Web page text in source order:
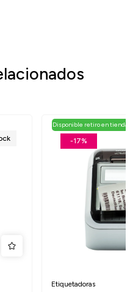
-17%
Disponible retiro en tienda
Etiquetadoras